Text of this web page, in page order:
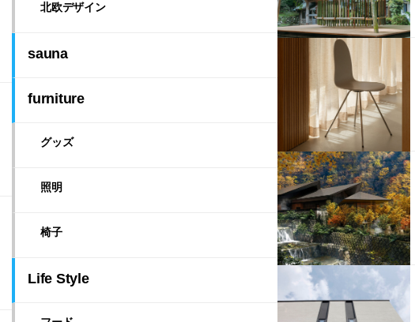
北欧デザイン
sauna
furniture
グッズ
照明
椅子
Life Style